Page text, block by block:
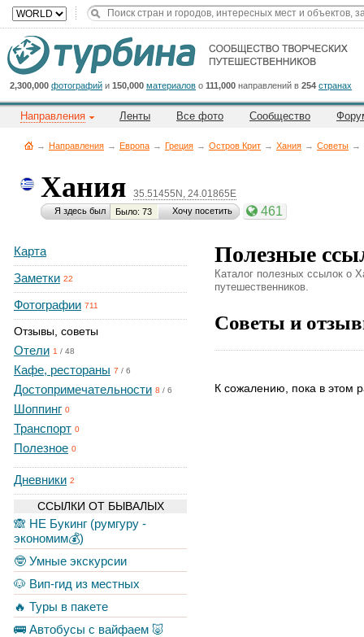
2,300,000 фотографий и 150,000 материалов о 111,000 направлений в 254 странах
Направления Ленты Все фото Сообщество
→ Направления → Европа → Греция → Остров Крит → Хания → Советы →
Хания 35.51455N, 24.01865E
Я здесь был Было: 73 Хочу посетить 461
Карта
Заметки 22
Фотографии 711
Отзывы, советы
Отели 1 / 48
Кафе, рестораны 7 / 6
Достопримечательности 8 / 6
Шоппинг 0
Транспорт 0
Полезное 0
Дневники 2
ССЫЛКИ ОТ БЫВАЛЫХ
🙈 НЕ Букинг (румгуру -
экономим💰)
🤓 Умные экскурсии
🐶 Вип-гид из местных
🔥 Туры в пакете
🚌 Автобусы с вайфаем 🐷
Полезные
Каталог полезных ссылок о
путешественников.
Советы и
К сожалению, пока в этом
Cейчас
на
сайте:
Title
Button